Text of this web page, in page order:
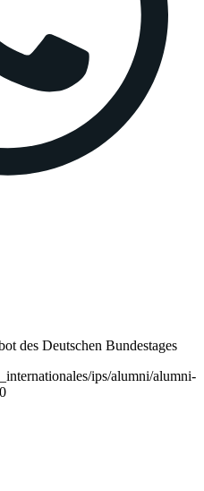
des Deutschen Bundestages
ips/alumni/alumni-